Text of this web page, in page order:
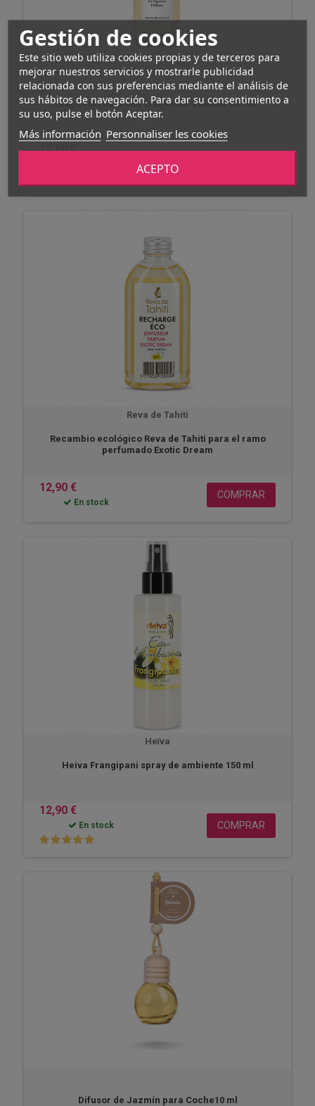
Gestión de cookies
Este sitio web utiliza cookies propias y de terceros para
mejorar nuestros servicios y mostrarle publicidad
relacionada con sus preferencias mediante el análisis de
sus hábitos de navegación. Para dar su consentimiento a
su uso, pulse el botón Aceptar.
Más información Personnaliser les cookies
ACEPTO
Repuesto Ramo de Fragancia Vainilla 250 ml
12,50 €
Reva de Tahiti
Recambio ecológico Reva de Tahiti para el ramo
perfumado Exotic Dream
12,90 €
En stock
COMPRAR
Heïva
Heiva Frangipani spray de ambiente 150 ml
12,90 €
En stock COMPRAR
Difusor de Jazmín para Coche10 ml